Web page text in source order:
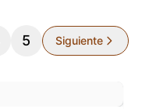
5 Siguiente